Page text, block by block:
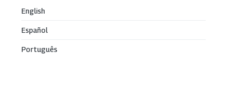
English
Español
Português